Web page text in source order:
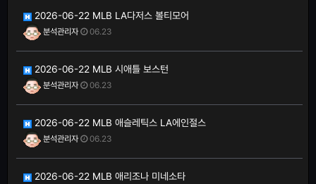
2026-06-22 MLB LA다저스 볼티모어
분석관리자 06.23
2026-06-22 MLB 시애틀 보스턴
분석관리자 06.23
2026-06-22 MLB 애슬레틱스 LA에인절스
분석관리자 06.23
2026-06-22 MLB 애리조나 미네소타